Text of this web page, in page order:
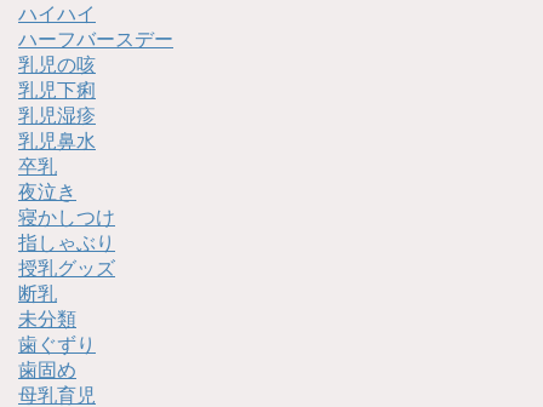
ハイハイ
ハーフバースデー
乳児の咳
乳児下痢
乳児湿疹
乳児鼻水
卒乳
夜泣き
寝かしつけ
指しゃぶり
授乳グッズ
断乳
未分類
歯ぐずり
歯固め
母乳育児